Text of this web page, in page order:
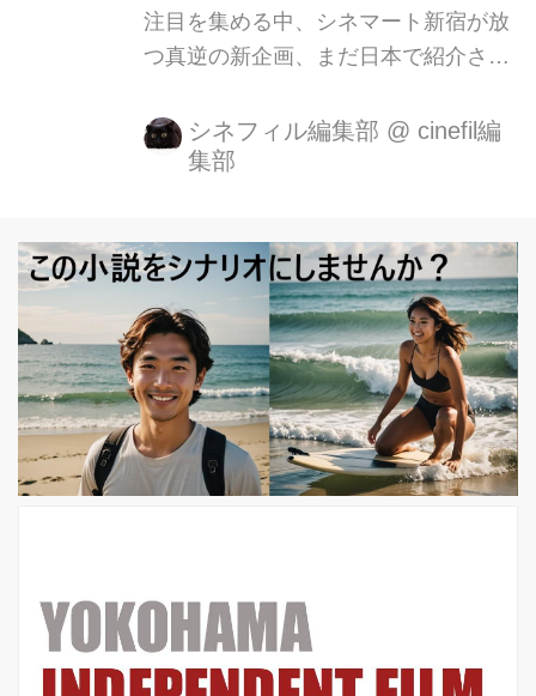
注目を集める中、シネマート新宿が放
つ真逆の新企画、まだ日本で紹介され
旧作など、地下にうごめく数々の<ア
ンダーグラウンドなロック・ドキュメ
〈UNDERDOCS(アンダードックス)〉
【今秋開催】にて、日本初上映とな
る、ジョーン・ジェットの半生を描い
たドキュメンタリー映画『ジョーン・
ジェット/バッド・レピュテーション』
の日本語字幕付き予告編および、海外
サンダンス映画祭上映時のビジュア
シネフィル編集部 @ cinefil編
集部